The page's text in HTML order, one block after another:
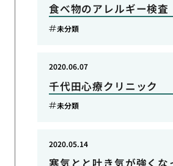
食べ物のアレルギー検査
未分類
千代田心療クリニック
2020.06.07
未分類
2020.05.14